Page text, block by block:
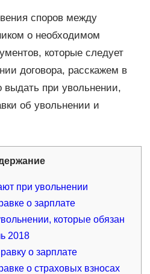
споров между
о необходимом
которые следует
договора, расскажем в
выдать при увольнении,
об увольнении и
при увольнении
о зарплате
которые обязан
2018
о зарплате
о страховых взносах